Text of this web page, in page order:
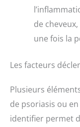
de
une fois la
Les facteurs
Plusieurs
de psoriasis ou
identifier permet